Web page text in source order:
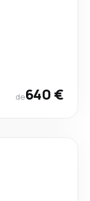
de640 €